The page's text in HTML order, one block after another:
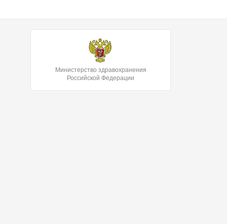
Министерство здравохранения
Российской Федерации